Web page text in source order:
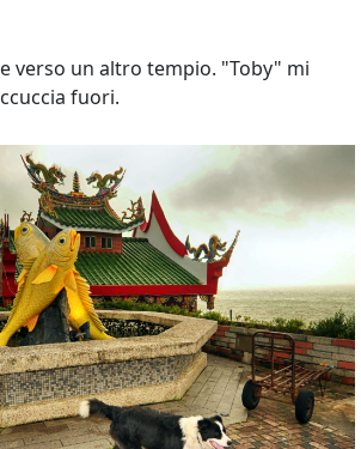
verso un altro tempio. "Toby" mi
fuori.